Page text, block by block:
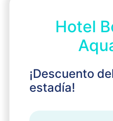
Hotel
¡Descuento
estadía!